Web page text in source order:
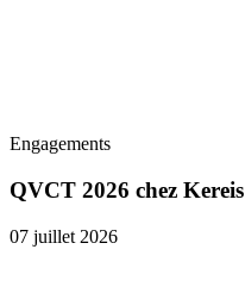
Engagements
QVCT 2026 chez Kereis
07 juillet 2026